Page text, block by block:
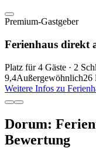
Premium-Gastgeber
Ferienhaus direkt
Platz für 4 Gäste · 2
9,4Außergewöhnlich26
Weitere Infos zu
Dorum:
Bewertung